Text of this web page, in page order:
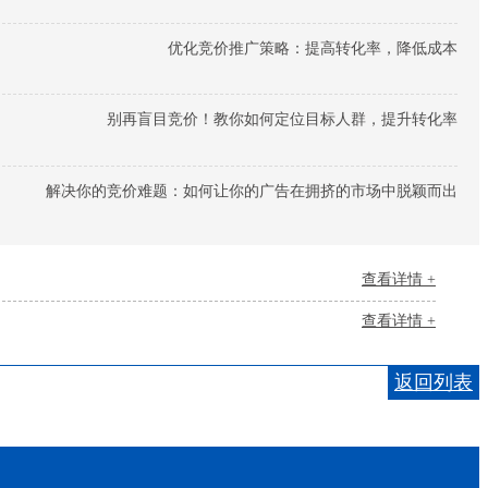
优化竞价推广策略：提高转化率，降低成本
别再盲目竞价！教你如何定位目标人群，提升转化率
解决你的竞价难题：如何让你的广告在拥挤的市场中脱颖而出
查看详情 +
查看详情 +
返回列表